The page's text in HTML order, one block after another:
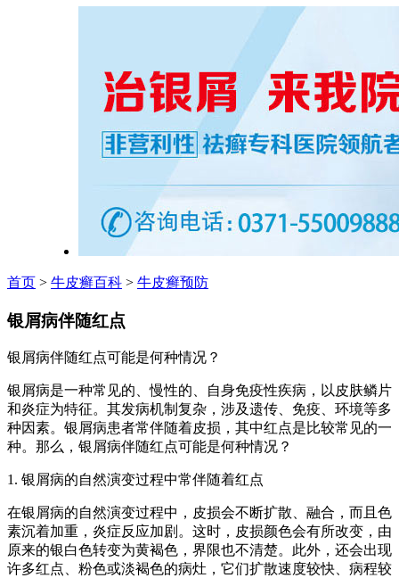
首页 > 牛皮癣百科 > 牛皮癣预防
银屑病伴随红点
银屑病伴随红点可能是何种情况？
银屑病是一种常见的、慢性的、自身免疫性疾病，以皮肤鳞片
和炎症为特征。其发病机制复杂，涉及遗传、免疫、环境等多
种因素。银屑病患者常伴随着皮损，其中红点是比较常见的一
种。那么，银屑病伴随红点可能是何种情况？
1. 银屑病的自然演变过程中常伴随着红点
在银屑病的自然演变过程中，皮损会不断扩散、融合，而且色
素沉着加重，炎症反应加剧。这时，皮损颜色会有所改变，由
原来的银白色转变为黄褐色，界限也不清楚。此外，还会出现
许多红点、粉色或淡褐色的病灶，它们扩散速度较快、病程较